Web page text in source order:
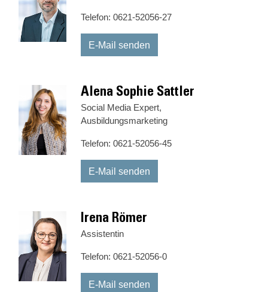
Telefon: 0621-52056-27
E-Mail senden
Alena Sophie Sattler
Social Media Expert,
Ausbildungsmarketing
Telefon: 0621-52056-45
E-Mail senden
Irena Römer
Assistentin
Telefon: 0621-52056-0
E-Mail senden